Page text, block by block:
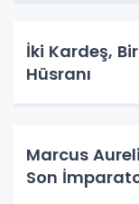
İki Kardeş,
Hüsranı
Marcus
Son